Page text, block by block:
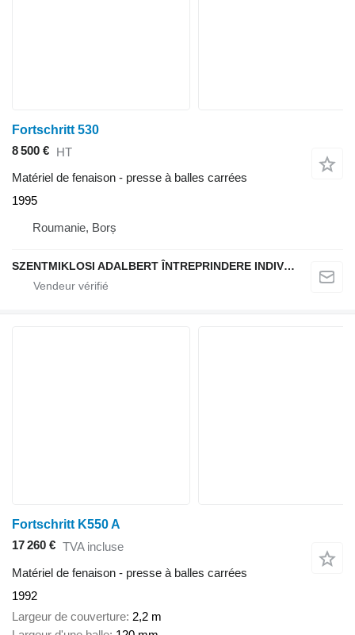
Fortschritt 530
8 500 € HT
Matériel de fenaison - presse à balles carrées
1995
Roumanie, Borș
SZENTMIKLOSI ADALBERT ÎNTREPRINDERE INDIVIDUALĂ
Fortschritt K550 A
17 260 € TVA incluse
Matériel de fenaison - presse à balles carrées
1992
Largeur de couverture 2,2 m